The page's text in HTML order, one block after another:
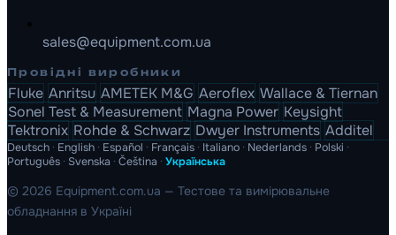
sales@equipment.com.ua
Провідні виробники
Fluke Anritsu AMETEK M&G Aeroflex Wallace & Tiernan
Sonel Test & Measurement Magna Power Keysight
Tektronix Rohde & Schwarz Dwyer Instruments Additel
Deutsch · English · Español · Français · Italiano · Nederlands · Polski ·
Português · Svenska · Čeština · Українська
© 2026 Equipment.com.ua — Тестове та вимірювальне
обладнання в Україні